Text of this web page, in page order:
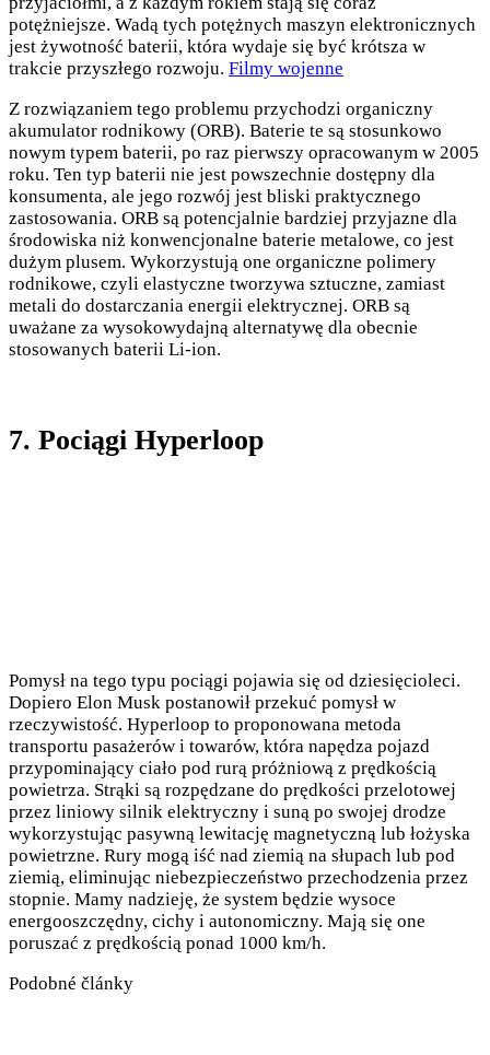
potężniejsze. Wadą tych potężnych maszyn elektronicznych
jest żywotność baterii, która wydaje się być krótsza w
trakcie przyszłego rozwoju. Filmy wojenne
Z rozwiązaniem tego problemu przychodzi organiczny
akumulator rodnikowy (ORB). Baterie te są stosunkowo
nowym typem baterii, po raz pierwszy opracowanym w 2005
roku. Ten typ baterii nie jest powszechnie dostępny dla
konsumenta, ale jego rozwój jest bliski praktycznego
zastosowania. ORB są potencjalnie bardziej przyjazne dla
środowiska niż konwencjonalne baterie metalowe, co jest
dużym plusem. Wykorzystują one organiczne polimery
rodnikowe, czyli elastyczne tworzywa sztuczne, zamiast
metali do dostarczania energii elektrycznej. ORB są
uważane za wysokowydajną alternatywę dla obecnie
stosowanych baterii Li-ion.
7. Pociągi Hyperloop
Pomysł na tego typu pociągi pojawia się od dziesięcioleci.
Dopiero Elon Musk postanowił przekuć pomysł w
rzeczywistość. Hyperloop to proponowana metoda
transportu pasażerów i towarów, która napędza pojazd
przypominający ciało pod rurą próżniową z prędkością
powietrza. Strąki są rozpędzane do prędkości przelotowej
przez liniowy silnik elektryczny i suną po swojej drodze
wykorzystując pasywną lewitację magnetyczną lub łożyska
powietrzne. Rury mogą iść nad ziemią na słupach lub pod
ziemią, eliminując niebezpieczeństwo przechodzenia przez
stopnie. Mamy nadzieję, że system będzie wysoce
energooszczędny, cichy i autonomiczny. Mają się one
poruszać z prędkością ponad 1000 km/h.
Podobné články